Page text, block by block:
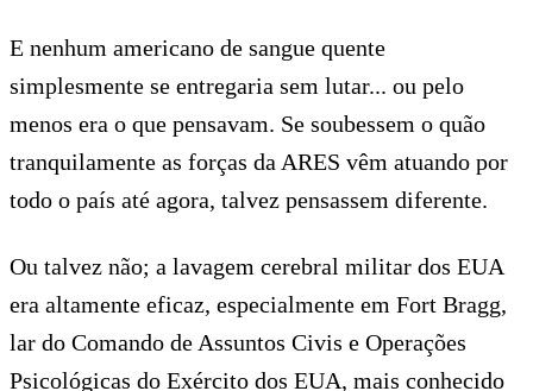
E nenhum americano de sangue quente
simplesmente se entregaria sem lutar... ou pelo
menos era o que pensavam. Se soubessem o quão
tranquilamente as forças da ARES vêm atuando por
todo o país até agora, talvez pensassem diferente.
Ou talvez não; a lavagem cerebral militar dos EUA
era altamente eficaz, especialmente em Fort Bragg,
lar do Comando de Assuntos Civis e Operações
Psicológicas do Exército dos EUA, mais conhecido